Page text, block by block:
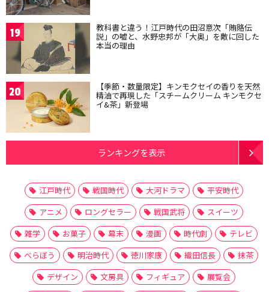
19 教科書と違う！江戸時代の田沼意次「賄賂伝
説」の嘘と、水野忠邦が「大奥」を敵に回した
本当の理由
20 【季節・数量限定】キンモクセイの香りを天然
精油で再現した「スチームクリーム キンモクセ
イ&茶」新登場
ランキングを表示
江戸時代 戦国時代 大河ドラマ
平安時代
アニメ
ロングセラー 戦国武将
スイーツ
雑学
お菓子 幕末 漫画 時代劇
テレビ
べらぼう
明治時代 徳川家康 織田信長
抹茶
デザイン
文房具 フィギュア
展覧会